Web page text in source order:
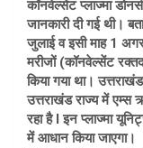
कॉनवेल्सेंट प्लाज्मा
जानकारी दी गई थी।
जुलाई व इसी माह 1
मरीजों (कॉनवेल्सेंट
किया गया था।
उत्तराखंड राज्य में
रहा है I इन प्लाज्मा
में आधान किया जाएगा।